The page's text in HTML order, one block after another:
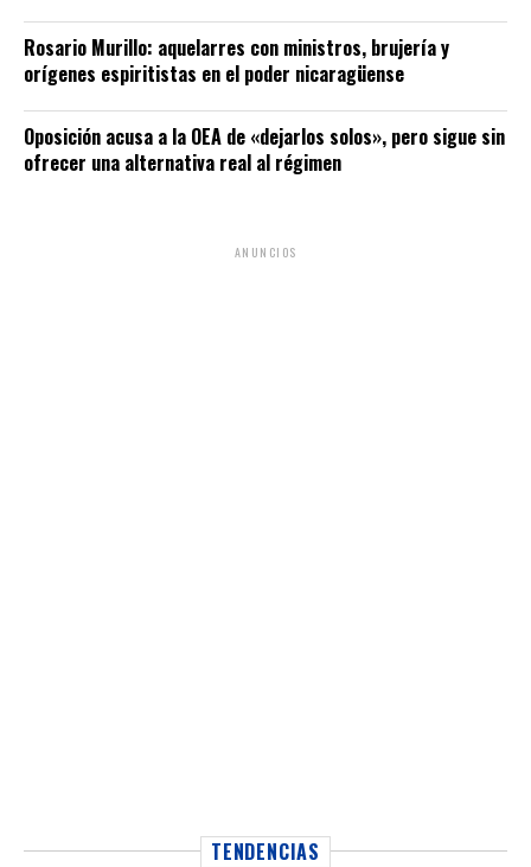
Rosario Murillo: aquelarres con ministros, brujería y
orígenes espiritistas en el poder nicaragüense
Oposición acusa a la OEA de «dejarlos solos», pero sigue sin
ofrecer una alternativa real al régimen
ANUNCIOS
TENDENCIAS